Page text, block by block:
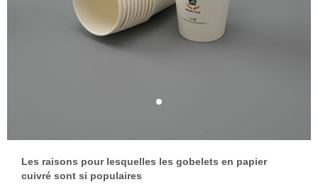
Les raisons pour lesquelles les gobelets en papier
cuivré sont si populaires